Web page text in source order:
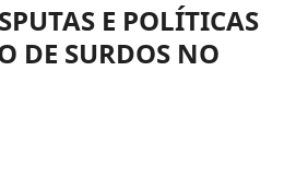
E POLÍTICAS
DE SURDOS NO